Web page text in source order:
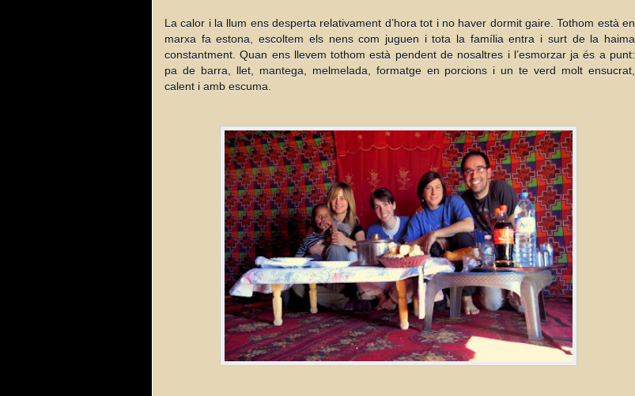
La calor i la llum ens desperta relativament d’hora tot i no haver dormit gaire. Tothom està en
marxa fa estona, escoltem els nens com juguen i tota la família entra i surt de la haima
constantment. Quan ens llevem tothom està pendent de nosaltres i l’esmorzar ja és a punt:
pa de barra, llet, mantega, melmelada, formatge en porcions i un te verd molt ensucrat,
calent i amb escuma.